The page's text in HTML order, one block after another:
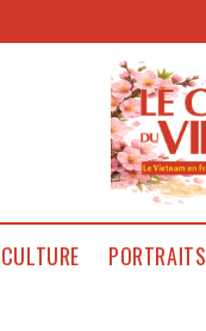
CULTURE PORTRAITS